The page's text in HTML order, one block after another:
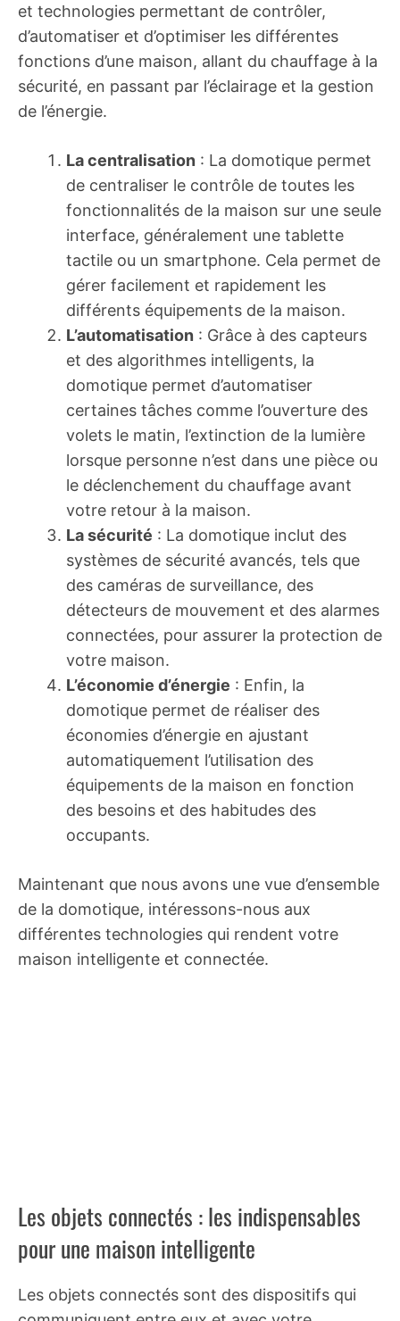
et technologies permettant de contrôler,
d’automatiser et d’optimiser les différentes
fonctions d’une maison, allant du chauffage à la
sécurité, en passant par l’éclairage et la gestion
de l’énergie.
La centralisation : La domotique permet
de centraliser le contrôle de toutes les
fonctionnalités de la maison sur une seule
interface, généralement une tablette
tactile ou un smartphone. Cela permet de
gérer facilement et rapidement les
différents équipements de la maison.
L’automatisation : Grâce à des capteurs
et des algorithmes intelligents, la
domotique permet d’automatiser
certaines tâches comme l’ouverture des
volets le matin, l’extinction de la lumière
lorsque personne n’est dans une pièce ou
le déclenchement du chauffage avant
votre retour à la maison.
La sécurité : La domotique inclut des
systèmes de sécurité avancés, tels que
des caméras de surveillance, des
détecteurs de mouvement et des alarmes
connectées, pour assurer la protection de
votre maison.
L’économie d’énergie : Enfin, la
domotique permet de réaliser des
économies d’énergie en ajustant
automatiquement l’utilisation des
équipements de la maison en fonction
des besoins et des habitudes des
occupants.
Maintenant que nous avons une vue d’ensemble
de la domotique, intéressons-nous aux
différentes technologies qui rendent votre
maison intelligente et connectée.
Les objets connectés : les indispensables
pour une maison intelligente
Les objets connectés sont des dispositifs qui